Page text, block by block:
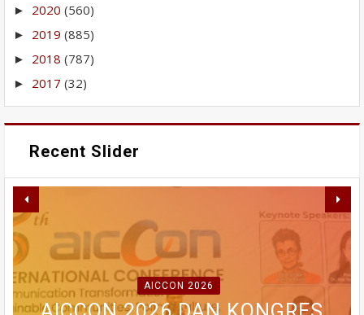
► 2020 (560)
► 2019 (885)
► 2018 (787)
► 2017 (32)
Recent Slider
PERBAIKAN IPA GUNUNG
PANGILUN DIMULAI,
AICCON 2026
RABU INI MAHASISWA AKAN
BERDEMONSTRASI DI
WAKO FADLY AMRAN TERIMA